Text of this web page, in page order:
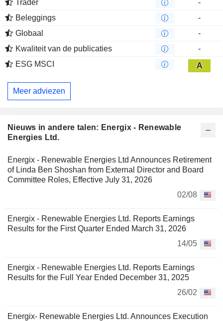
Nieuws in andere talen: Energix - Renewable
Energies Ltd.
Energix - Renewable Energies Ltd Announces Retirement
of Linda Ben Shoshan from External Director and Board
Committee Roles, Effective July 31, 2026
02/08
Energix - Renewable Energies Ltd. Reports Earnings
Results for the First Quarter Ended March 31, 2026
14/05
Energix - Renewable Energies Ltd. Reports Earnings
Results for the Full Year Ended December 31, 2025
26/02
Energix- Renewable Energies Ltd. Announces Execution
Trader
-
Beleggings
-
Globaal
-
Kwaliteit van de publicaties
-
ESG MSCI
A
Meer adviezen